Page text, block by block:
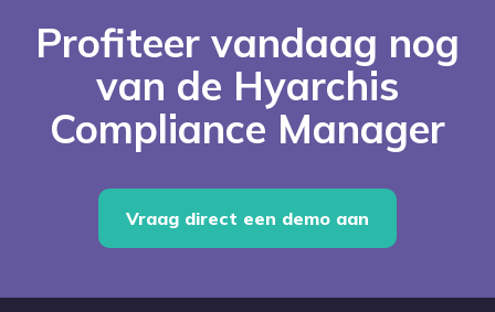
Profiteer vandaag nog
van de Hyarchis
Compliance Manager
Vraag direct een demo aan